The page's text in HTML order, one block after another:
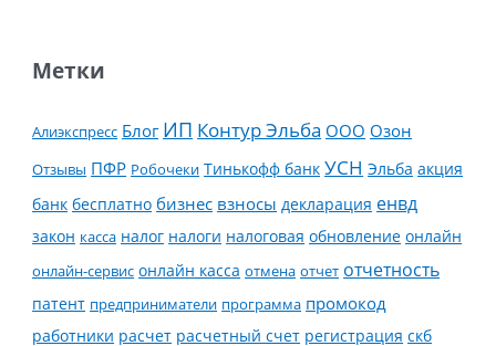
Метки
Алиэкспресс Блог ИП Контур Эльба ООО Озон
Отзывы ПФР Робочеки Тинькофф банк УСН Эльба акция
банк бесплатно бизнес взносы декларация енвд
закон касса налог налоги налоговая обновление онлайн
онлайн-сервис онлайн касса отмена отчет отчетность
патент предприниматели программа промокод
работники расчет расчетный счет регистрация скб